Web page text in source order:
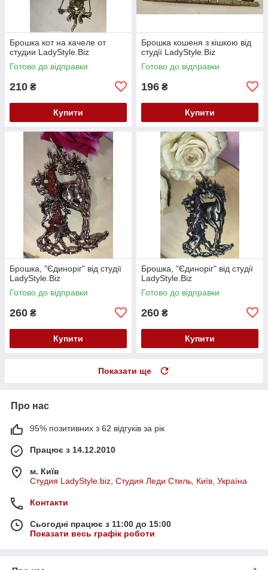
Брошка кот на качеле от
студии LadyStyle.Biz
Готово до відправки
210 ₴
Купити
Брошка кошеня з кішкою від
студії LadyStyle.Biz
Готово до відправки
196 ₴
Купити
Брошка, "Єдиноріг" від студії
LadyStyle.Biz
Готово до відправки
260 ₴
Купити
Брошка, "Єдиноріг" від студії
LadyStyle.Biz
Готово до відправки
260 ₴
Купити
Показати ще
Про нас
95% позитивних з 62 відгуків за рік
Працює з 14.12.2010
м. Київ
Студия LadyStyle.biz, Студия Леди Стиль, Київ, Україна
Контакти
Сьогодні працює з 11:00 до 15:00
Показати весь графік роботи